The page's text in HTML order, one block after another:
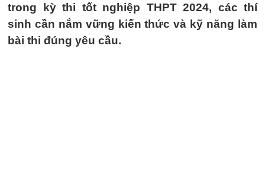
trong kỳ thi tốt nghiệp THPT 2024, các thí
sinh cần nắm vững kiến thức và kỹ năng làm
bài thi đúng yêu cầu.